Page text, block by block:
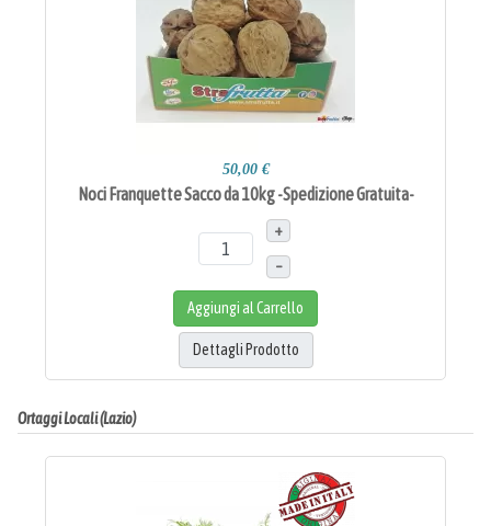
50,00 €
Noci Franquette Sacco da 10kg -Spedizione Gratuita-
+
–
Aggiungi al Carrello
Dettagli Prodotto
Ortaggi Locali (Lazio)